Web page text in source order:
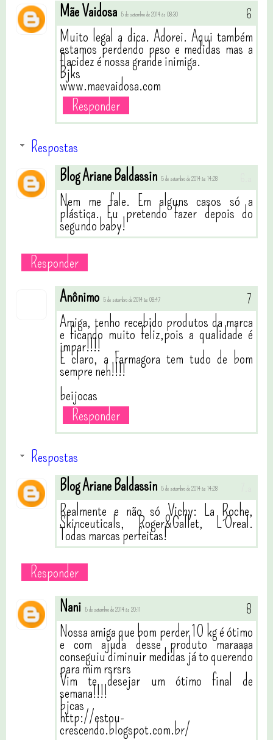
Mãe Vaidosa 5 de setembro de 2014 às 08:30
Muito legal a dica. Adorei. Aqui também
estamos perdendo peso e medidas mas a
flacidez é nossa grande inimiga.
Bjks
www.maevaidosa.com
Responder
Respostas
Blog Ariane Baldassin 5 de setembro de 2014 às 14:28
Nem me fale. Em alguns casos só a
plástica. Eu pretendo fazer depois do
segundo baby!
Responder
Anônimo 5 de setembro de 2014 às 08:47
Amiga, tenho recebido produtos da marca
e ficando muito feliz,pois a qualidade é
impar!!!!
E claro, a Farmagora tem tudo de bom
sempre neh!!!!
beijocas
Responder
Respostas
Blog Ariane Baldassin 5 de setembro de 2014 às 14:28
Realmente e não só Vichy: La Roche,
Skinceuticals, Roger&Gallet, L´Oreal.
Todas marcas perfeitas!
Responder
Nani 5 de setembro de 2014 às 20:11
Nossa amiga que bom perder 10 kg é ótimo
e com ajuda desse produto maraaaa
conseguiu diminuir medidas já to querendo
para mim rsrsrs
Vim te desejar um ótimo final de
semana!!!!
bjcas
http://estou-
crescendo.blogspot.com.br/